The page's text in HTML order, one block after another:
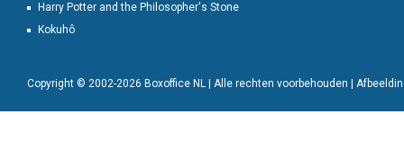
Harry Potter and the Philosopher's Stone
Kokuhô
Copyright © 2002-2026 Boxoffice NL | Alle rechten voorbehouden |